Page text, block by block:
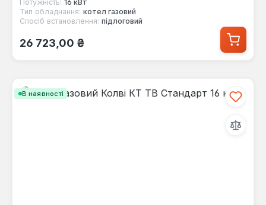
Потужність: 16 кВт
Тип обладнання: котел газовий
Спосіб встановлення: підлоговий
Звичайна ціна:
26 723,00 ₴
В наявності